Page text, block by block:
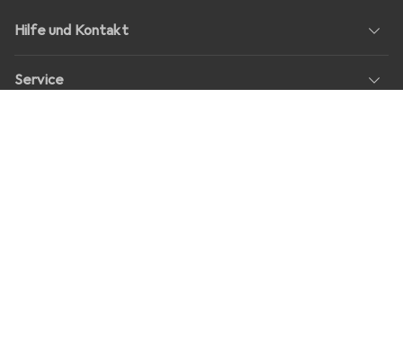
Hilfe und Kontakt
Service